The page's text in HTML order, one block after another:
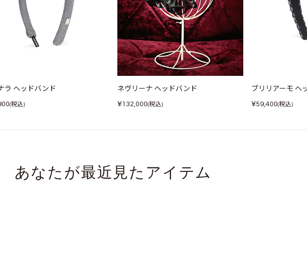
ラ ヘッドバンド
(税込)
ネヴリーナ ヘッドバンド
¥132,000(税込)
ブリリアーモ ヘ
¥59,400(税込)
あなたが最近見たアイテム